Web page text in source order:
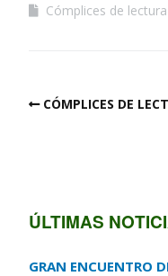
Cómplices de lectura
CÓMPLICES DE
ÚLTIMAS
GRAN ENCUENTRO